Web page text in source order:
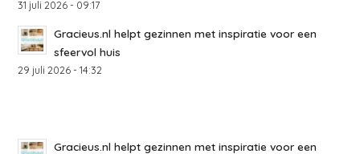
31 juli 2026 - 09:17
Gracieus.nl helpt gezinnen met inspiratie voor een
sfeervol huis
29 juli 2026 - 14:32
Gracieus.nl helpt gezinnen met inspiratie voor een